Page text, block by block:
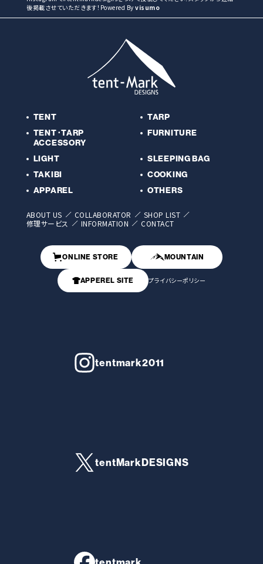
後掲載させていただきます！Powered By visumo
TENT
TARP
TENT･TARP
ACCESSORY
FURNITURE
LIGHT
SLEEPING BAG
TAKIBI
COOKING
APPAREL
OTHERS
ABOUT US COLLABORATOR
SHOP LIST
修理サービス
INFORMATION CONTACT
ONLINE STORE MOUNTAIN
APPEREL SITE プライバシーポリシー
tentmark2011
tentMarkDESIGNS